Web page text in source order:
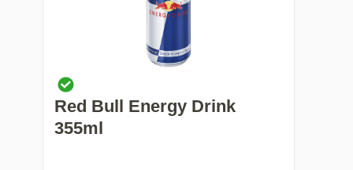
Red Bull Energy Drink
355ml